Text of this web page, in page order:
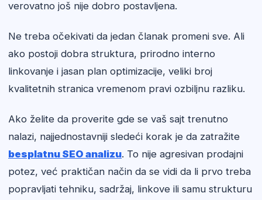
verovatno još nije dobro postavljena.
Ne treba očekivati da jedan članak promeni sve. Ali
ako postoji dobra struktura, prirodno interno
linkovanje i jasan plan optimizacije, veliki broj
kvalitetnih stranica vremenom pravi ozbiljnu razliku.
Ako želite da proverite gde se vaš sajt trenutno
nalazi, najjednostavniji sledeći korak je da zatražite
besplatnu SEO analizu. To nije agresivan prodajni
potez, već praktičan način da se vidi da li prvo treba
popravljati tehniku, sadržaj, linkove ili samu strukturu